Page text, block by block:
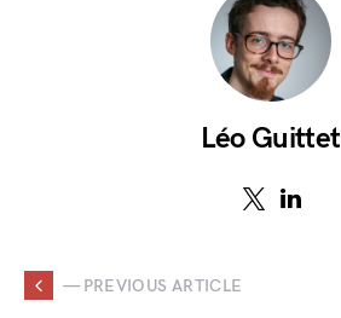
Léo Guittet
— PREVIOUS ARTICLE